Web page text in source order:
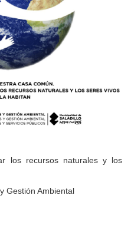
los recursos naturales y los
Gestión Ambiental